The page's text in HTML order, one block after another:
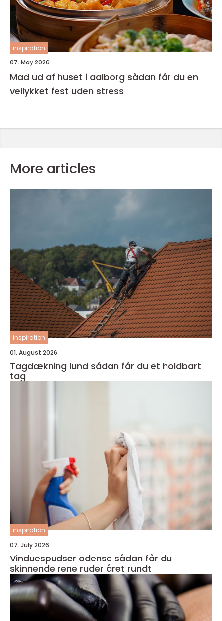
inspiration
07. May 2026
Mad ud af huset i aalborg sådan får du en
vellykket fest uden stress
More articles
inspiration
01. August 2026
Tagdækning lund sådan får du et holdbart
tag
inspiration
07. July 2026
Vinduespudser odense sådan får du
skinnende rene ruder året rundt